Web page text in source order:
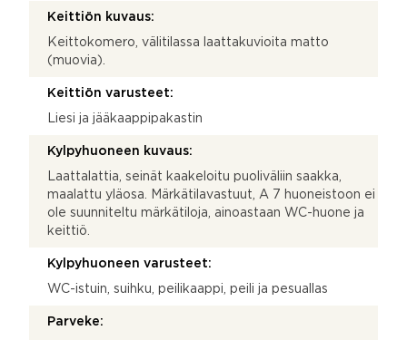
Keittiön kuvaus:
Keittokomero, välitilassa laattakuvioita matto
(muovia).
Keittiön varusteet:
Liesi ja jääkaappipakastin
Kylpyhuoneen kuvaus:
Laattalattia, seinät kaakeloitu puoliväliin saakka,
maalattu yläosa. Märkätilavastuut, A 7 huoneistoon ei
ole suunniteltu märkätiloja, ainoastaan WC-huone ja
keittiö.
Kylpyhuoneen varusteet:
WC-istuin, suihku, peilikaappi, peili ja pesuallas
Parveke: